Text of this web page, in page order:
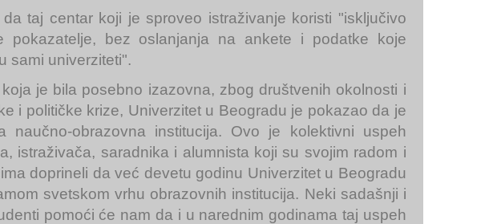
taj centar koji je sproveo istraživanje koristi "isključivo
pokazatelje, bez oslanjanja na ankete i podatke koje
sami univerziteti".
je bila posebno izazovna, zbog društvenih okolnosti i
i političke krize, Univerzitet u Beogradu je pokazao da je
naučno-obrazovna institucija. Ovo je kolektivni uspeh
istraživača, saradnika i alumnista koji su svojim radom i
doprineli da već devetu godinu Univerzitet u Beogradu
svetskom vrhu obrazovnih institucija. Neki sadašnji i
pomoći će nam da i u narednim godinama taj uspeh